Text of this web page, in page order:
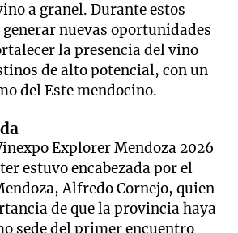
a granel. Durante estos
nuevas oportunidades
la presencia del vino
de alto potencial, con un
del Este mendocino.
Explorer Mendoza 2026
estuvo encabezada por el
Alfredo Cornejo, quien
de que la provincia haya
sede del primer encuentro